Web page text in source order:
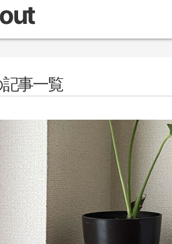
記事一覧